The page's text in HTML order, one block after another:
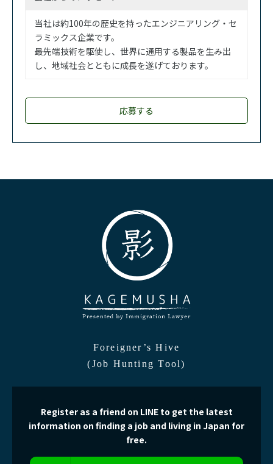
当社は約100年の歴史を持ったエンジニアリング・セ
ラミックス企業です。
最先端技術を駆使し、世界に通用する製品を生み出
し、地域社会とともに成長を遂げております。
応募する
Foreigner’s Hive
(Job Hunting Tool)
Register as a friend on LINE to get the latest
information on finding a job and living in Japan for
free.